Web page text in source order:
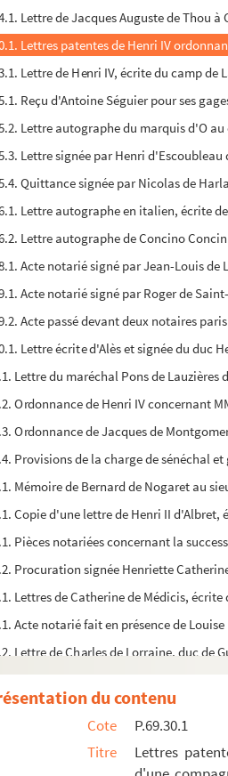
Lettre de Jacques Auguste de Thou à
Lettres patentes de Henri IV
Lettre de Henri IV, écrite du camp
Reçu d'Antoine Séguier pour ses
Lettre autographe du marquis d'O
Lettre signée par Henri
Quittance signée par Nicolas de
Lettre autographe en italien, écrite
Lettre autographe de Concino
Acte notarié signé par Jean-Louis
Acte notarié signé par Roger de
Acte passé devant deux notaires
Lettre écrite d'Alès et signée du duc
Lettre du maréchal Pons de
Ordonnance de Henri IV concernant
Ordonnance de Jacques de
Provisions de la charge de sénéchal
Mémoire de Bernard de Nogaret au
Copie d'une lettre de Henri II
Pièces notariées concernant la
Procuration signée Henriette
Lettres de Catherine de Médicis,
Acte notarié fait en présence de
Lettre de Charles de Lorraine, duc de
Autographe de Gaspard de
Lettre de Louis II de Bourbon, duc
Lettre autographe de Mathieu de
Lettre autographe de Jean-Louis
du contenu
Cote
P.69.30.1
Titre
Lettres